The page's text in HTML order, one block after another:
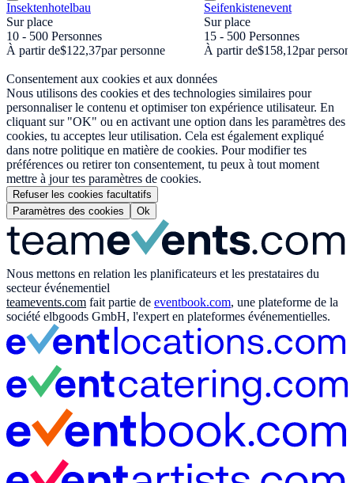
Insektenhotelbau
Sur place
10 - 500 Personnes
À partir de$122,37par personne
Seifenkistenevent
Sur place
15 - 500 Personnes
À partir de$158,12par
Consentement aux cookies et aux données
Nous utilisons des cookies et des technologies similaires pour
personnaliser le contenu et optimiser ton expérience utilisateur. En
cliquant sur "OK" ou en activant une option dans les paramètres des
cookies, tu acceptes leur utilisation. Cela est également expliqué
dans notre politique en matière de cookies. Pour modifier tes
préférences ou retirer ton consentement, tu peux à tout moment
mettre à jour tes paramètres de cookies.
Refuser les cookies facultatifs
Paramètres des cookies
Ok
Nous mettons en relation les planificateurs et les prestataires du
secteur événementiel
teamevents.com fait partie de eventbook.com, une plateforme de la
société elbgoods GmbH, l'expert en plateformes événementielles.